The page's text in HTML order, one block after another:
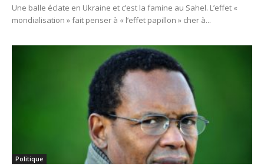
Une balle éclate en Ukraine et c’est la famine au Sahel. L’effet «
mondialisation » fait penser à « l’effet papillon » cher à...
Politique